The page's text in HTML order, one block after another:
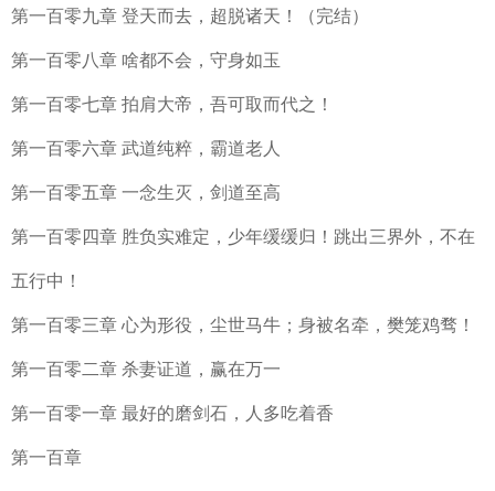
第一百零九章 登天而去，超脱诸天！（完结）
第一百零八章 啥都不会，守身如玉
第一百零七章 拍肩大帝，吾可取而代之！
第一百零六章 武道纯粹，霸道老人
第一百零五章 一念生灭，剑道至高
第一百零四章 胜负实难定，少年缓缓归！跳出三界外，不在
五行中！
第一百零三章 心为形役，尘世马牛；身被名牵，樊笼鸡骛！
第一百零二章 杀妻证道，赢在万一
第一百零一章 最好的磨剑石，人多吃着香
第一百章